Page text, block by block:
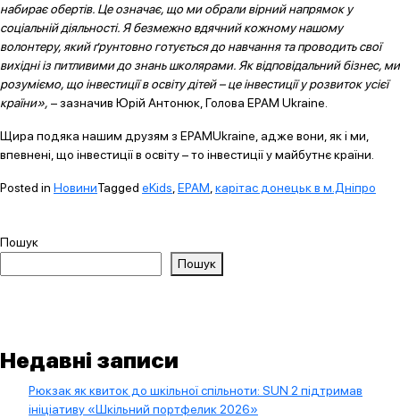
набирає обертів. Це означає, що ми обрали вірний напрямок у
соціальній діяльності. Я безмежно вдячний кожному нашому
волонтеру, який ґрунтовно готується до навчання та проводить свої
вихідні із питливими до знань школярами. Як відповідальний бізнес, ми
розуміємо, що інвестиції в освіту дітей – це інвестиції у розвиток усієї
країни», – зазначив Юрій Антонюк, Голова ЕРАМ Ukraine.
Щира подяка нашим друзям з EPAMUkraine, адже вони, як і ми,
впевнені, що інвестиції в освіту – то інвестиції у майбутнє країни.
Posted in НовиниTagged eKids EPAM карітас донецьк в м.Дніпро
Пошук
Пошук
Недавні записи
Рюкзак як квиток до шкільної спільноти: SUN 2 підтримав
ініціативу «Шкільний портфелик 2026»